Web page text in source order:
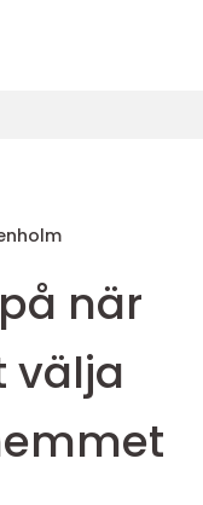
när
välja